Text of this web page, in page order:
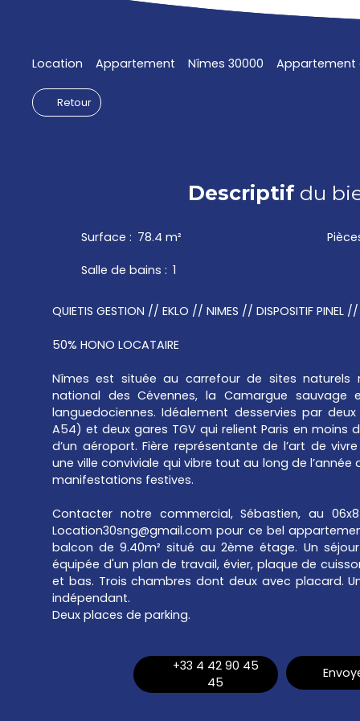
Location Appartement Nîmes 30000 Appartement
Retour
Descriptifdu
Surface : 78.4 m²
Salle de bains : 1
QUIETIS GESTION // EKLO // NIMES // DISPOSITIF PINEL //
50% HONO LOCATAIRE
Nîmes est située au carrefour de sites naturels
national des Cévennes, la Camargue sauvage
languedociennes. Idéalement desservies par
A54) et deux gares TGV qui relient Paris en moins
d’un aéroport. Fière représentante de l’art de
une ville conviviale qui vibre tout au long de
manifestations festives.
Contacter notre commercial, Sébastien, au
Location30sng@gmail.com pour ce bel
balcon de 9.40m² situé au 2ème étage. Un
équipée d'un plan de travail, évier, plaque de
et bas. Trois chambres dont deux avec placard.
indépendant.
Deux places de parking.
+33 4 42 90 45
45